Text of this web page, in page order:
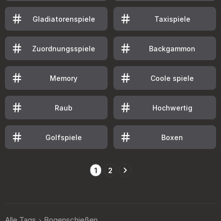
Gladiatorenspiele Taxispiele
Zuordnungsspiele Backgammon
Memory Coole spiele
Raub Hochwertig
Golfspiele Boxen
1 2